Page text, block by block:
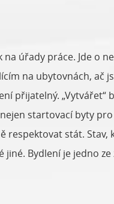
úřady práce. Jde o
na ubytovnách, ač
přijatelný. „Vytvářet“
startovací byty
stát. Stav,
Bydlení je jedno